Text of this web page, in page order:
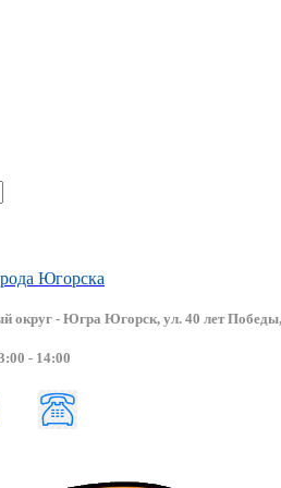
Югорска
округ - Югра Югорск, ул. 40 лет
- 14:00